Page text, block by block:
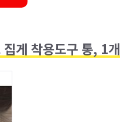
게 착용도구 통, 1개